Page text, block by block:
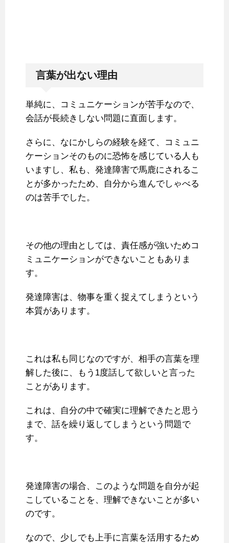
言葉が出ない理由
単純に、コミュニケーションが苦手なので、
会話が長続きしない問題に直面します。
さらに、なにかしらの経験を経て、コミュニ
ケーションそのものに恐怖を感じている人も
いますし、私も、発達障害で馬鹿にされるこ
とが多かったため、自分から進んでしゃべる
のは苦手でした。
その他の理由としては、責任感が強いためコ
ミュニケーションができないこともありま
す。
発達障害は、物事を重く捉えてしまうという
本質があります。
これは私も同じなのですが、相手の言葉を理
解した後に、もう1度話して欲しいと言った
ことがあります。
これは、自分の中で確実に理解できたと思う
まで、話を繰り返してしまうという問題で
す。
発達障害の場合、このような問題を自分が起
こしていることを、理解できないことが多い
のです。
なので、少しでも上手に言葉を活用するため